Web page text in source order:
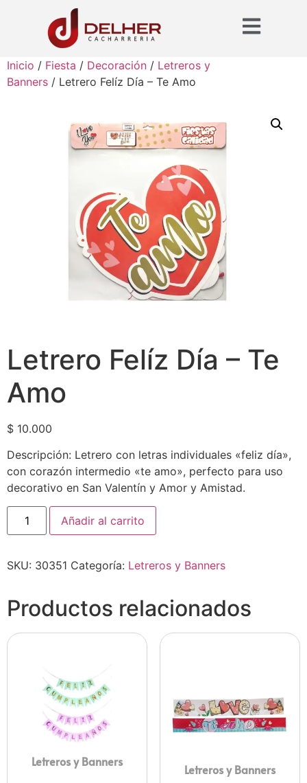
Inicio / Fiesta / Decoración / Letreros y
Banners / Letrero Felíz Día – Te Amo
Letrero Felíz Día – Te
Amo
$ 10.000
Descripción: Letrero con letras individuales «feliz día»,
con corazón intermedio «te amo», perfecto para uso
decorativo en San Valentín y Amor y Amistad.
Añadir al carrito
SKU: 30351 Categoría: Letreros y Banners
Productos relacionados
Letreros y Banners
Letreros y Banners